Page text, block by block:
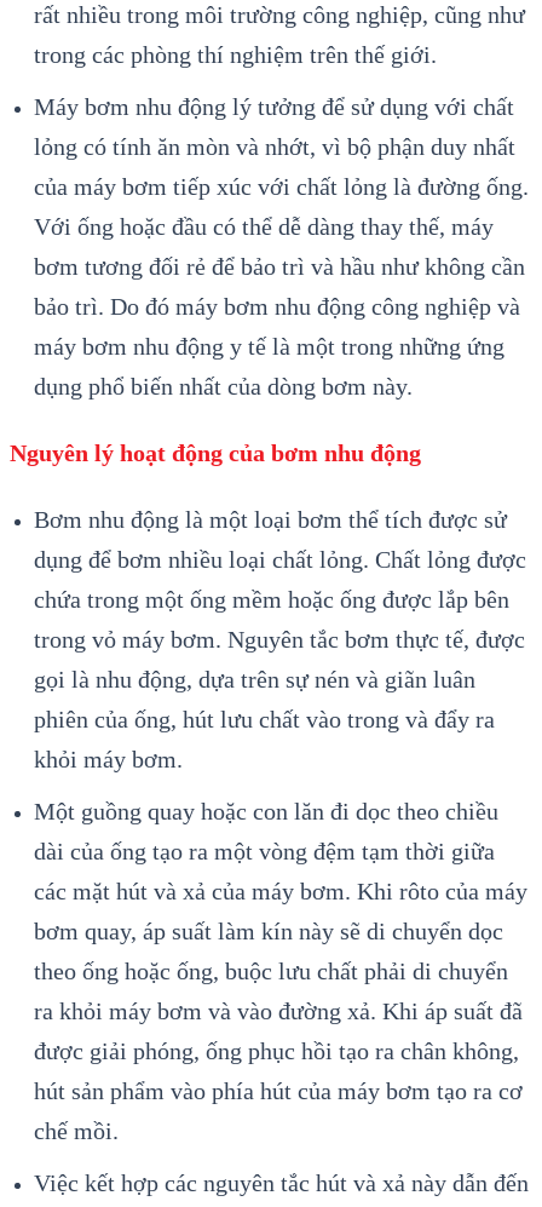
rất nhiều trong môi trường công nghiệp, cũng như
trong các phòng thí nghiệm trên thế giới.
Máy bơm nhu động lý tưởng để sử dụng với chất
lỏng có tính ăn mòn và nhớt, vì bộ phận duy nhất
của máy bơm tiếp xúc với chất lỏng là đường ống.
Với ống hoặc đầu có thể dễ dàng thay thế, máy
bơm tương đối rẻ để bảo trì và hầu như không cần
bảo trì. Do đó máy bơm nhu động công nghiệp và
máy bơm nhu động y tế là một trong những ứng
dụng phổ biến nhất của dòng bơm này.
Nguyên lý hoạt động của bơm nhu động
Bơm nhu động là một loại bơm thể tích được sử
dụng để bơm nhiều loại chất lỏng. Chất lỏng được
chứa trong một ống mềm hoặc ống được lắp bên
trong vỏ máy bơm. Nguyên tắc bơm thực tế, được
gọi là nhu động, dựa trên sự nén và giãn luân
phiên của ống, hút lưu chất vào trong và đẩy ra
khỏi máy bơm.
Một guồng quay hoặc con lăn đi dọc theo chiều
dài của ống tạo ra một vòng đệm tạm thời giữa
các mặt hút và xả của máy bơm. Khi rôto của máy
bơm quay, áp suất làm kín này sẽ di chuyển dọc
theo ống hoặc ống, buộc lưu chất phải di chuyển
ra khỏi máy bơm và vào đường xả. Khi áp suất đã
được giải phóng, ống phục hồi tạo ra chân không,
hút sản phẩm vào phía hút của máy bơm tạo ra cơ
chế mồi.
Việc kết hợp các nguyên tắc hút và xả này dẫn đến